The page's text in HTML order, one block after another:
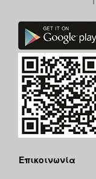
Επικοινωνία